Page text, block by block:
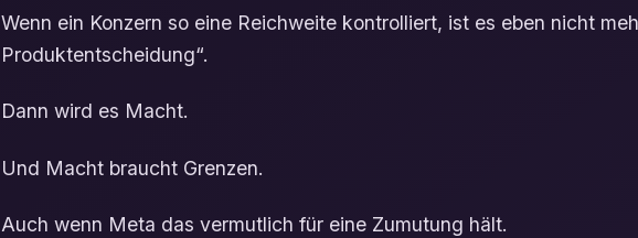
Wenn ein Konzern so eine Reichweite kontrolliert, ist es eben nicht
Produktentscheidung“.
Dann wird es Macht.
Und Macht braucht Grenzen.
Auch wenn Meta das vermutlich für eine Zumutung hält.